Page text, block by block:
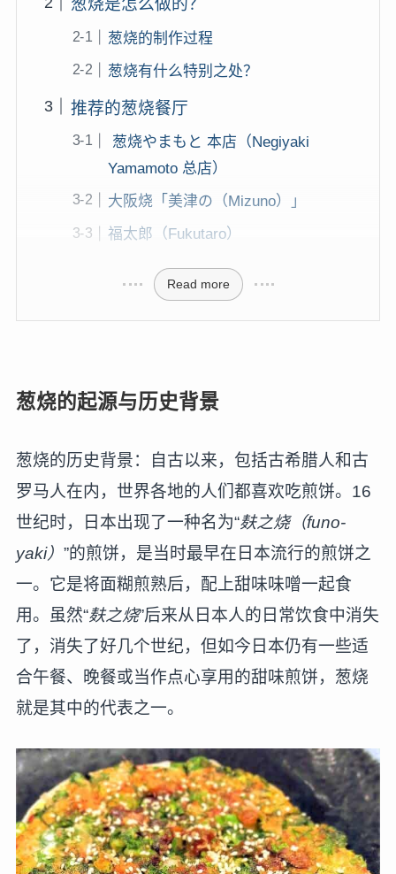
葱烧是怎么做的？
葱烧的制作过程
葱烧有什么特别之处？
推荐的葱烧餐厅
葱烧やまもと 本店（Negiyaki
Yamamoto 总店）
大阪烧「美津の（Mizuno）」
福太郎（Fukutaro）
Read more
葱烧的起源与历史背景
葱烧的历史背景：自古以来，包括古希腊人和古
罗马人在内，世界各地的人们都喜欢吃煎饼。16
世纪时，日本出现了一种名为“麸之烧（funo-
yaki） ”的煎饼，是当时最早在日本流行的煎饼之
一。它是将面糊煎熟后，配上甜味味噌一起食
用。虽然“麸之烧”后来从日本人的日常饮食中消失
了，消失了好几个世纪，但如今日本仍有一些适
合午餐、晚餐或当作点心享用的甜味煎饼，葱烧
就是其中的代表之一。